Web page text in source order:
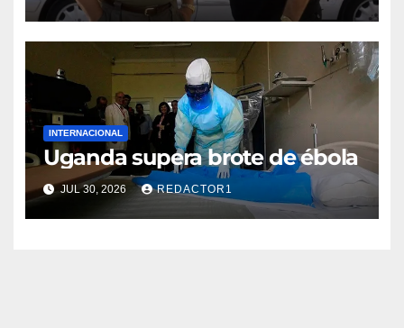
INTERNACIONAL
Uganda supera brote de ébola
JUL 30, 2026 REDACTOR1